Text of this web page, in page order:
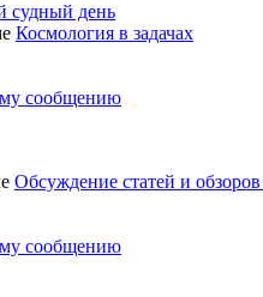
судный день
Космология в задачах
Обсуждение статей и